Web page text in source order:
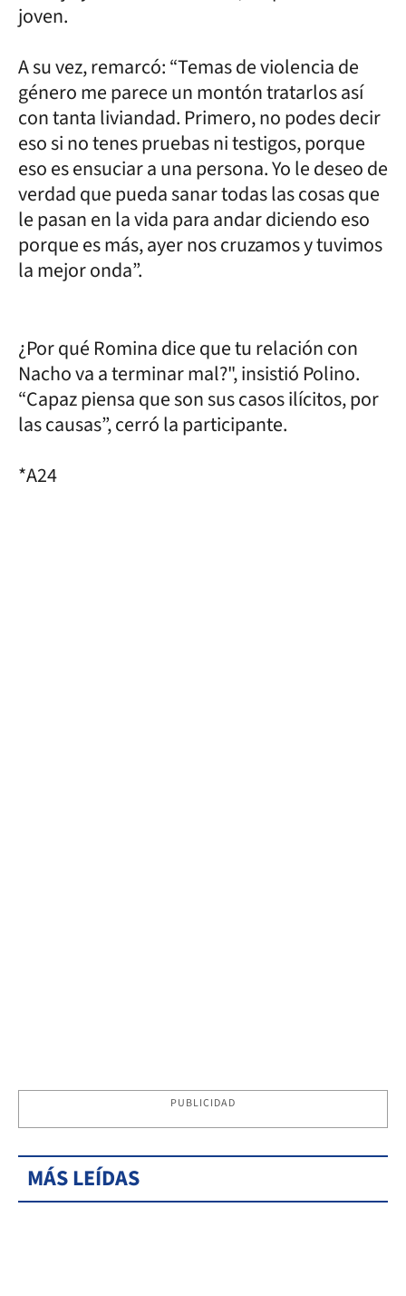
joven.
A su vez, remarcó: “Temas de violencia de
género me parece un montón tratarlos así
con tanta liviandad. Primero, no podes decir
eso si no tenes pruebas ni testigos, porque
eso es ensuciar a una persona. Yo le deseo de
verdad que pueda sanar todas las cosas que
le pasan en la vida para andar diciendo eso
porque es más, ayer nos cruzamos y tuvimos
la mejor onda”.
¿Por qué Romina dice que tu relación con
Nacho va a terminar mal?", insistió Polino.
“Capaz piensa que son sus casos ilícitos, por
las causas”, cerró la participante.
*A24
PUBLICIDAD
MÁS LEÍDAS